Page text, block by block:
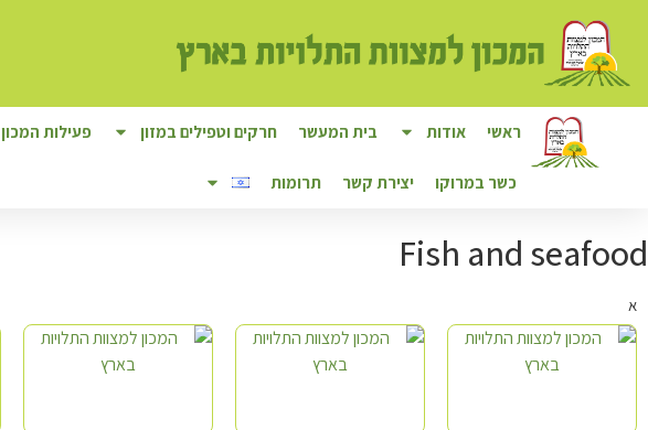
ראשי אודות בית המעשר חרקים וטפילים במזון פעילות המכון
כשר במרוקו יצירת קשר תרומות
Fish and seafood
א